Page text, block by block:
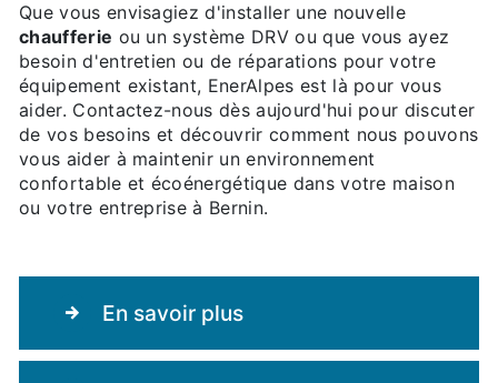
Que vous envisagiez d'installer une nouvelle
chaufferie ou un système DRV ou que vous ayez
besoin d'entretien ou de réparations pour votre
équipement existant, EnerAlpes est là pour vous
aider. Contactez-nous dès aujourd'hui pour discuter
de vos besoins et découvrir comment nous pouvons
vous aider à maintenir un environnement
confortable et écoénergétique dans votre maison
ou votre entreprise à Bernin.
En savoir plus